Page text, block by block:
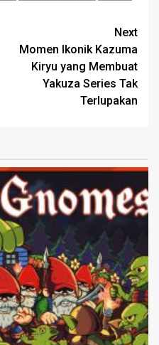
Next
Momen Ikonik Kazuma
Kiryu yang Membuat
Yakuza Series Tak
Terlupakan